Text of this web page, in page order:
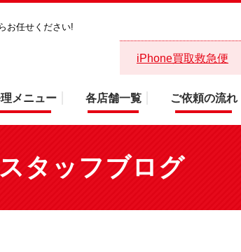
お任せください!
iPhone買取救急便
メニュー 各店舗一覧 ご依頼の流れ
スタッフブログ